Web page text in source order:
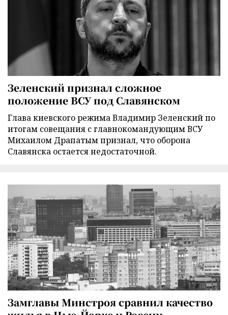
Зеленский признал сложное
положение ВСУ под Славянском
Глава киевского режима Владимир Зеленский по
итогам совещания с главнокомандующим ВСУ
Михаилом Драпатым признал, что оборона
Славянска остается недостаточной.
Замглавы Минстроя сравнил качество